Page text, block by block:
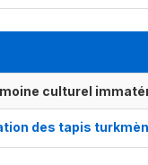
culturel
des tapis